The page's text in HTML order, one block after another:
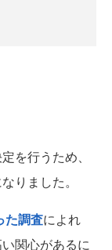
を行うため、
りました。
た調査によれ
関心があるに